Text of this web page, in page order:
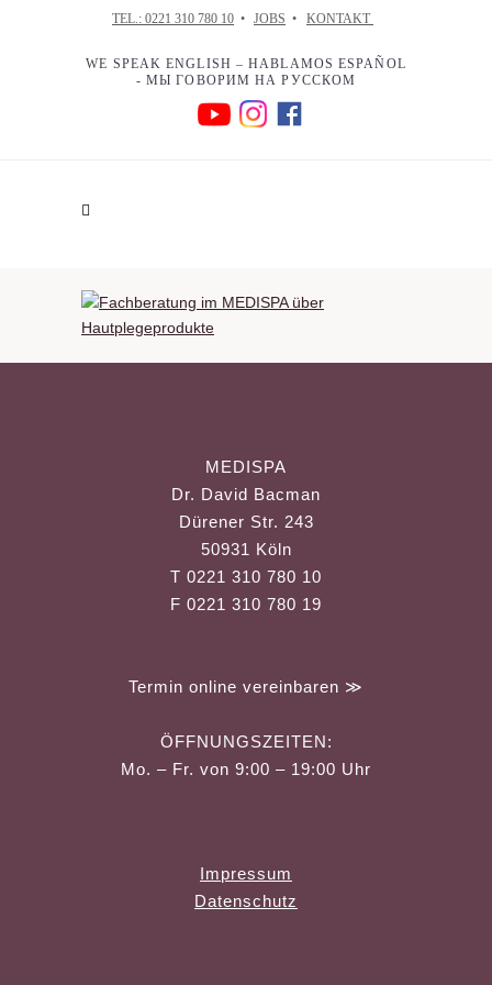
TEL.: 0221 310 780 10 • JOBS • KONTAKT
WE SPEAK ENGLISH – HABLAMOS ESPAÑOL
- МЫ ГОВОРИМ НА РУССКОМ
MEDISPA
Dr. David Bacman
Dürener Str. 243
50931 Köln
T 0221 310 780 10
F 0221 310 780 19
Termin online vereinbaren ≫
ÖFFNUNGSZEITEN:
Mo. – Fr. von 9:00 – 19:00 Uhr
Impressum
Datenschutz